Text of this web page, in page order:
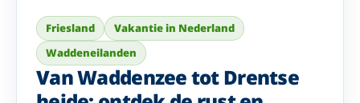
Friesland
Vakantie in Nederland
Waddeneilanden
Van Waddenzee tot Drentse